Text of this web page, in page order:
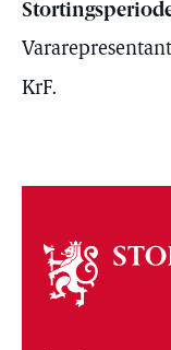
KrF.
Om
stortinget